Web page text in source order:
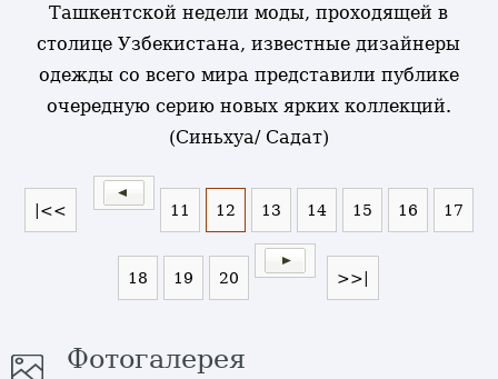
Ташкентской недели моды, проходящей в
столице Узбекистана, известные дизайнеры
одежды со всего мира представили публике
очередную серию новых ярких коллекций.
(Синьхуа/ Садат)
|<< 11 12 13 14 15 16 17
18 19 20 >>|
Фотогалерея